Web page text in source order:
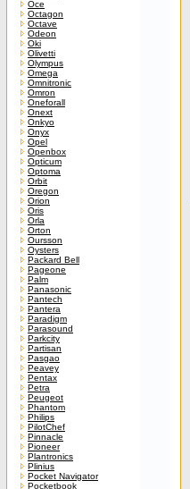
Oce
Octagon
Octave
Odeon
Oki
Olivetti
Olympus
Omega
Omnitronic
Omron
Oneforall
Onext
Onkyo
Onyx
Opel
Openbox
Opticum
Optoma
Orbit
Oregon
Orion
Oris
Orla
Orton
Oursson
Oysters
Packard Bell
Pageone
Palm
Panasonic
Pantech
Pantera
Paradigm
Parasound
Parkcity
Partisan
Pasgao
Peavey
Pentax
Petra
Peugeot
Phantom
Philips
PilotChef
Pinnacle
Pioneer
Plantronics
Plinius
Pocket Navigator
Pocketbook